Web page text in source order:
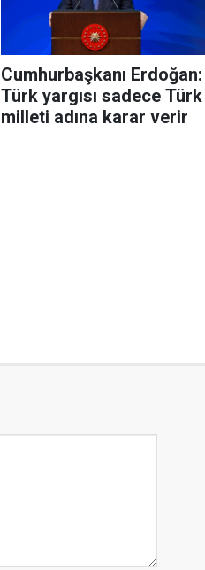
Cumhurbaşkanı Erdoğan:
Türk yargısı sadece Türk
milleti adına karar verir